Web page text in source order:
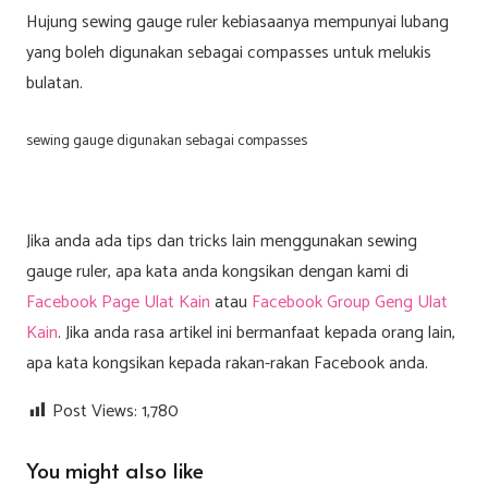
Hujung sewing gauge ruler kebiasaanya mempunyai lubang
yang boleh digunakan sebagaicompassesuntuk melukis
bulatan.
sewing gauge digunakan sebagai compasses
Jika anda ada tips dan tricks lain menggunakan sewing
gauge ruler, apa kata anda kongsikan dengan kami di
Facebook Page Ulat Kainatau Facebook Group Geng Ulat
Kain. Jika anda rasa artikel ini bermanfaat kepada orang lain,
apa kata kongsikan kepada rakan-rakan Facebook anda.
Post Views:1,780
You might also like